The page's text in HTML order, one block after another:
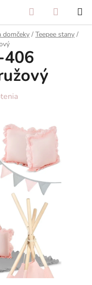
Hľadať
KOŠÍK
domčeky / Teepee stany /
406